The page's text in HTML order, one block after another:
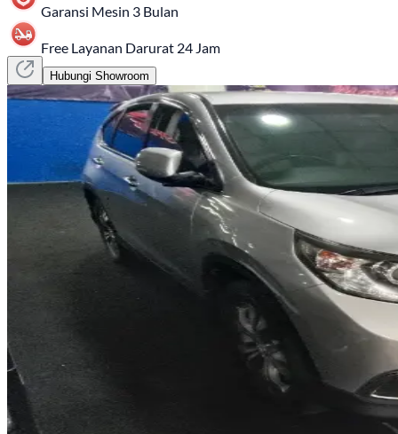
Garansi Mesin 3 Bulan
Free Layanan Darurat 24 Jam
Hubungi Showroom